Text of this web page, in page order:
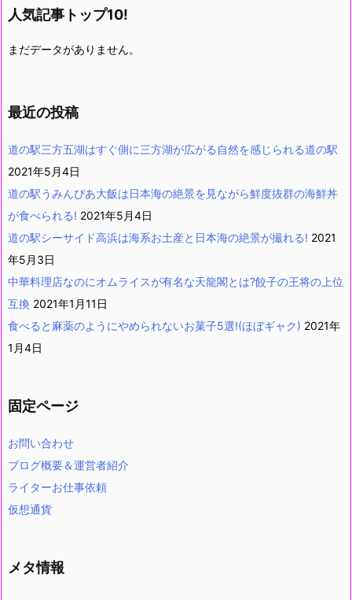
人気記事トップ10!
まだデータがありません。
最近の投稿
道の駅三方五湖はすぐ側に三方湖が広がる自然を感じられる道の駅
2021年5月4日
道の駅うみんぴあ大飯は日本海の絶景を見ながら鮮度抜群の海鮮丼
が食べられる! 2021年5月4日
道の駅シーサイド高浜は海系お土産と日本海の絶景が撮れる! 2021
年5月3日
中華料理店なのにオムライスが有名な天龍閣とは?餃子の王将の上位
互換 2021年1月11日
食べると麻薬のようにやめられないお菓子5選!(ほぼギャク) 2021年
1月4日
固定ページ
お問い合わせ
ブログ概要＆運営者紹介
ライターお仕事依頼
仮想通貨
メタ情報